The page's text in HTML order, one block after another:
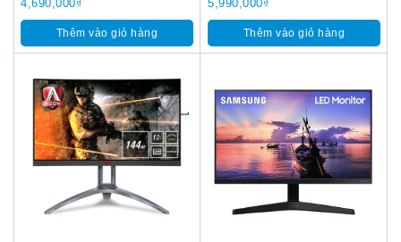
4,690,000₫
Thêm vào giỏ hàng
5,990,000₫
Thêm vào giỏ hàng